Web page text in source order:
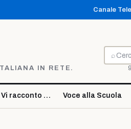
Canale
IN RETE.
⌕
Vi racconto … Voce alla Scuola